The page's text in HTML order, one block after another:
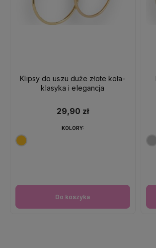
Klipsy do uszu duże złote koła-
klasyka i elegancja
29,90 zł
Do koszyka
KOLORY: